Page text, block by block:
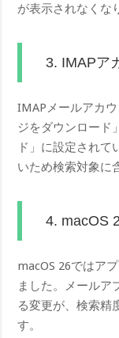
が表示されなくな
3. IMAPア
IMAPメールアカ
ジをダウンロード
ド」に設定されて
いため検索対象に
4. macOS
macOS 26ではア
ました。メールア
る変更が、検索精
す。